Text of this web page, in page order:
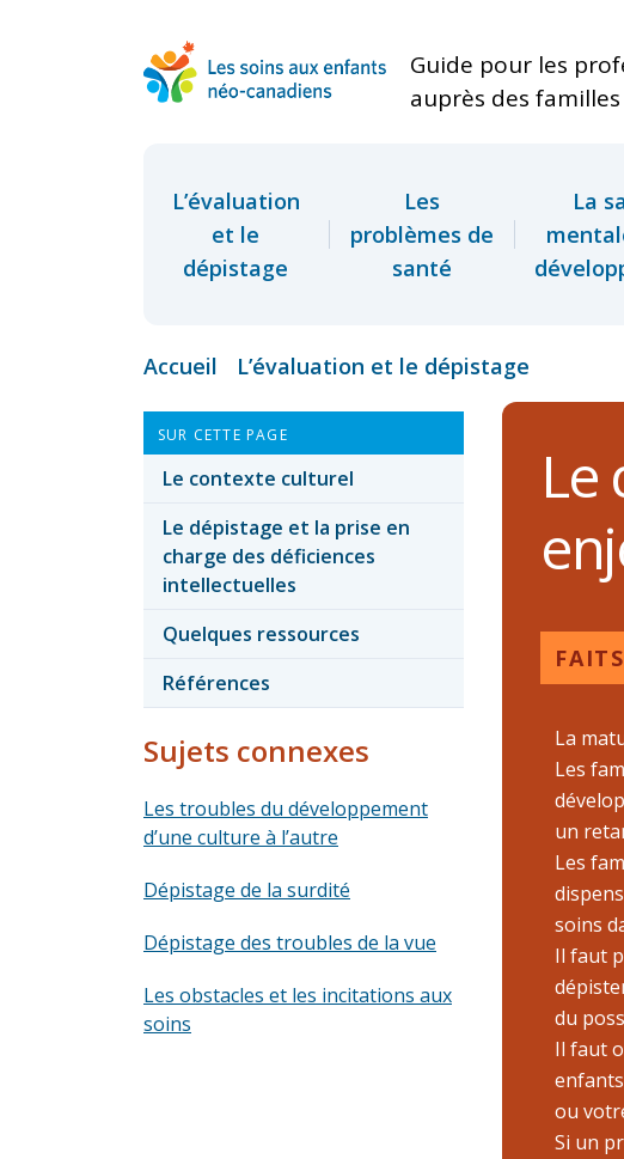
Guide pour les
auprès des
L’évaluation
et le
dépistage
Les
problèmes de
santé
La
Accueil L’évaluation et le dépistage
SUR CETTE PAGE
Le contexte culturel
Le dépistage et la prise en
charge des déficiences
intellectuelles
Quelques ressources
Références
Sujets connexes
Les troubles du développement
d’une culture à l’autre
Dépistage de la surdité
Dépistage des troubles de la vue
Les obstacles et les incitations aux
soins
Le
La
Les
un
Les
soins
Il faut
du
Il faut
ou
Si un